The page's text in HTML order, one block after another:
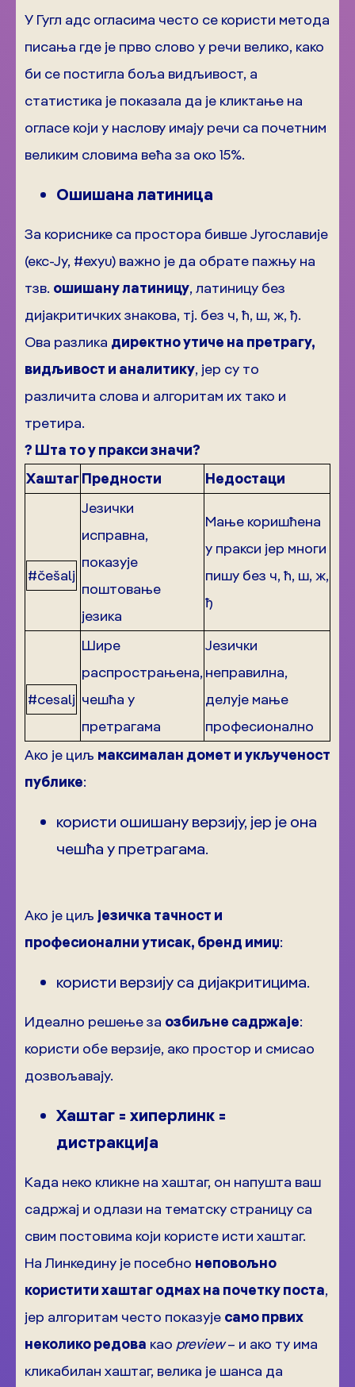
У Гугл адс огласима често се користи метода
писања где је прво слово у речи велико, како
би се постигла боља видљивост, а
статистика је показала да је кликтање на
огласе који у наслову имају речи са почетним
великим словима већа за око 15%.
Ошишана латиница
За кориснике са простора бивше Југославије
(екс-Ју, #exyu) важно је да обрате пажњу на
тзв. ошишану латиницу, латиницу без
дијакритичких знакова, тј. без ч, ћ, ш, ж, ђ.
Ова разлика директно утиче на претрагу,
видљивост и аналитику, јер су то
различита слова и алгоритам их тако и
третира.
? Шта то у пракси значи?
ХаштагПредности Недостаци
#češalj
Језички
исправна,
показује
поштовање
језика
Мање коришћена
у пракси јер многи
пишу без ч, ћ, ш, ж,
ђ
#cesalj
Шире
распрострањена,
чешћа у
претрагама
Језички
неправилна,
делује мање
професионално
Ако је циљ максималан домет и укљученост
публике:
користи ошишану верзију, јер је она
чешћа у претрагама.
Ако је циљ језичка тачност и
професионални утисак, бренд имиџ:
користи верзију са дијакритицима.
Идеално решење за озбиљне садржаје:
користи обе верзије, ако простор и смисао
дозвољавају.
Хаштаг = хиперлинк =
дистракција
Када неко кликне на хаштаг, он напушта ваш
садржај и одлази на тематску страницу са
свим постовима који користе исти хаштаг.
На Линкедину је посебно неповољно
користити хаштаг одмах на почетку поста,
јер алгоритам често показује само првих
неколико редова као preview– и ако ту има
кликабилан хаштаг, велика је шанса да